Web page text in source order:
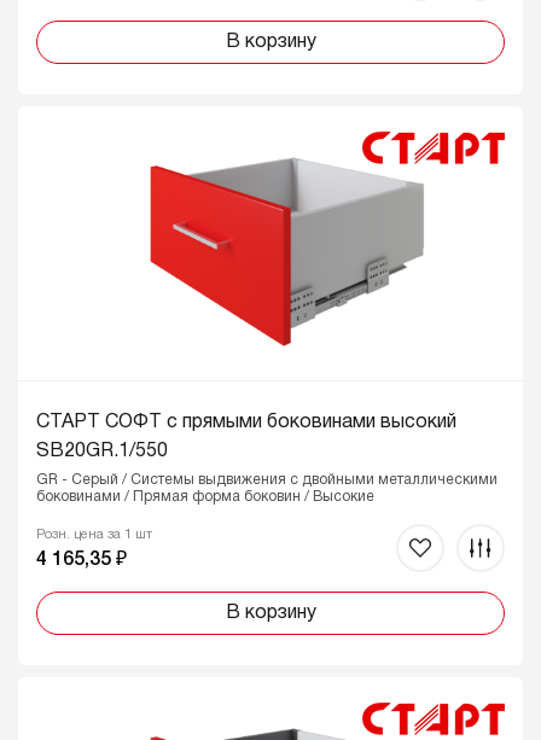
В корзину
СТАРТ СОФТ с прямыми боковинами высокий
SB20GR.1/550
GR - Серый / Системы выдвижения с двойными металлическими
боковинами / Прямая форма боковин / Высокие
Розн. цена за 1 шт
4 165,35 ₽
В корзину